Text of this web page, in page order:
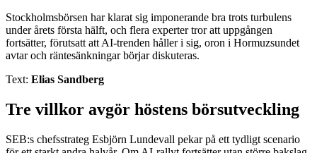
Stockholmsbörsen har klarat sig imponerande bra trots turbulens
under årets första hälft, och flera experter tror att uppgången
fortsätter, förutsatt att AI-trenden håller i sig, oron i Hormuzsundet
avtar och räntesänkningar börjar diskuteras.
Text: Elias Sandberg
Tre villkor avgör höstens börsutveckling
SEB:s chefsstrateg Esbjörn Lundevall pekar på ett tydligt scenario